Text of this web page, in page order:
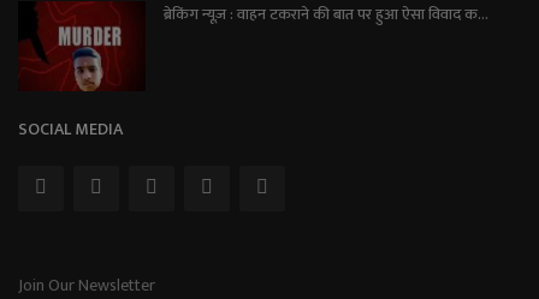
ब्रेकिंग न्यूज़ : वाहन टकराने की बात पर हुआ ऐसा विवाद क...
SOCIAL MEDIA
Join Our Newsletter